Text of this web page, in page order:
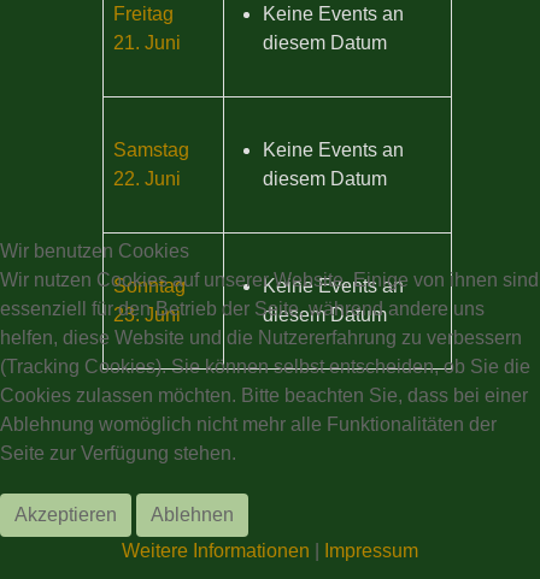
Freitag
21. Juni
Keine Events an
diesem Datum
Samstag
22. Juni
Keine Events an
diesem Datum
Sonntag
23. Juni
Keine Events an
diesem Datum
Wir benutzen Cookies
Wir nutzen Cookies auf unserer Website. Einige von ihnen sind
essenziell für den Betrieb der Seite, während andere uns
helfen, diese Website und die Nutzererfahrung zu verbessern
(Tracking Cookies). Sie können selbst entscheiden, ob Sie die
Cookies zulassen möchten. Bitte beachten Sie, dass bei einer
Ablehnung womöglich nicht mehr alle Funktionalitäten der
Seite zur Verfügung stehen.
Akzeptieren
Ablehnen
Weitere Informationen
Impressum